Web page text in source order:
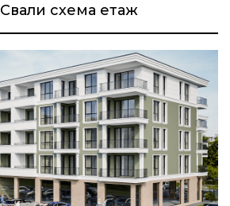
Свали схема етаж